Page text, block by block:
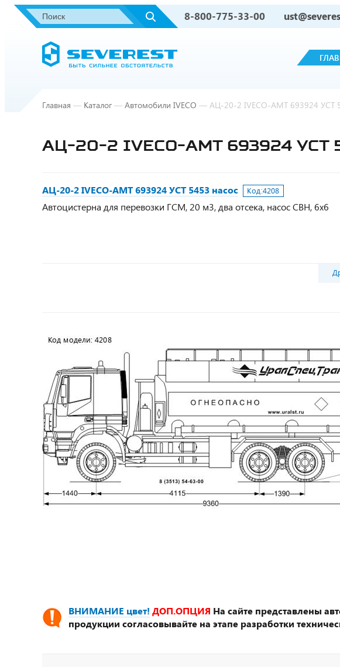
8-800-775-33-00
Главная — Каталог — Автомобили IVECO — АЦ-20-2 IVECO-AMT 693924 УСТ
АЦ-20-2 IVECO-AMT 693924 УСТ
АЦ-20-2 IVECO-AMT 693924 УСТ 5453 насос Код:4208
Автоцистерна для перевозки ГСМ, 20 м3, два отсека, насос СВН, 6х6
ВНИМАНИЕ цвет! ДОП.ОПЦИЯ На сайте представлены
продукции согласовывайте на этапе разработки